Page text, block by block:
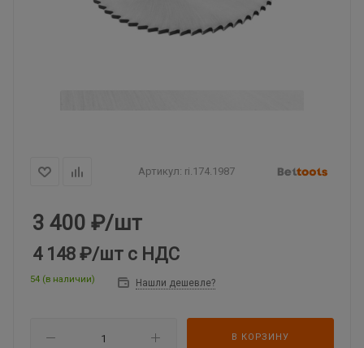
Артикул: ri.174.1987
3 400 ₽/шт
4 148 ₽/шт с НДС
54 (в наличии) Нашли дешевле?
В КОРЗИНУ